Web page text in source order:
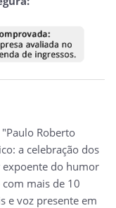
Roberto
a celebração dos
do humor
mais de 10
e voz presente em